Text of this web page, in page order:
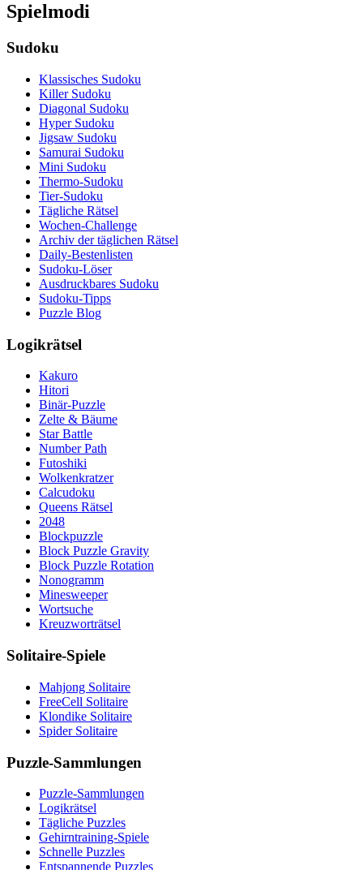
Spielmodi
Sudoku
Klassisches Sudoku
Killer Sudoku
Diagonal Sudoku
Hyper Sudoku
Jigsaw Sudoku
Samurai Sudoku
Mini Sudoku
Thermo-Sudoku
Tier-Sudoku
Tägliche Rätsel
Wochen-Challenge
Archiv der täglichen Rätsel
Daily-Bestenlisten
Sudoku-Löser
Ausdruckbares Sudoku
Sudoku-Tipps
Puzzle Blog
Logikrätsel
Kakuro
Hitori
Binär-Puzzle
Zelte & Bäume
Star Battle
Number Path
Futoshiki
Wolkenkratzer
Calcudoku
Queens Rätsel
2048
Blockpuzzle
Block Puzzle Gravity
Block Puzzle Rotation
Nonogramm
Minesweeper
Wortsuche
Kreuzworträtsel
Solitaire-Spiele
Mahjong Solitaire
FreeCell Solitaire
Klondike Solitaire
Spider Solitaire
Puzzle-Sammlungen
Puzzle-Sammlungen
Logikrätsel
Tägliche Puzzles
Gehirntraining-Spiele
Schnelle Puzzles
Entspannende Puzzles